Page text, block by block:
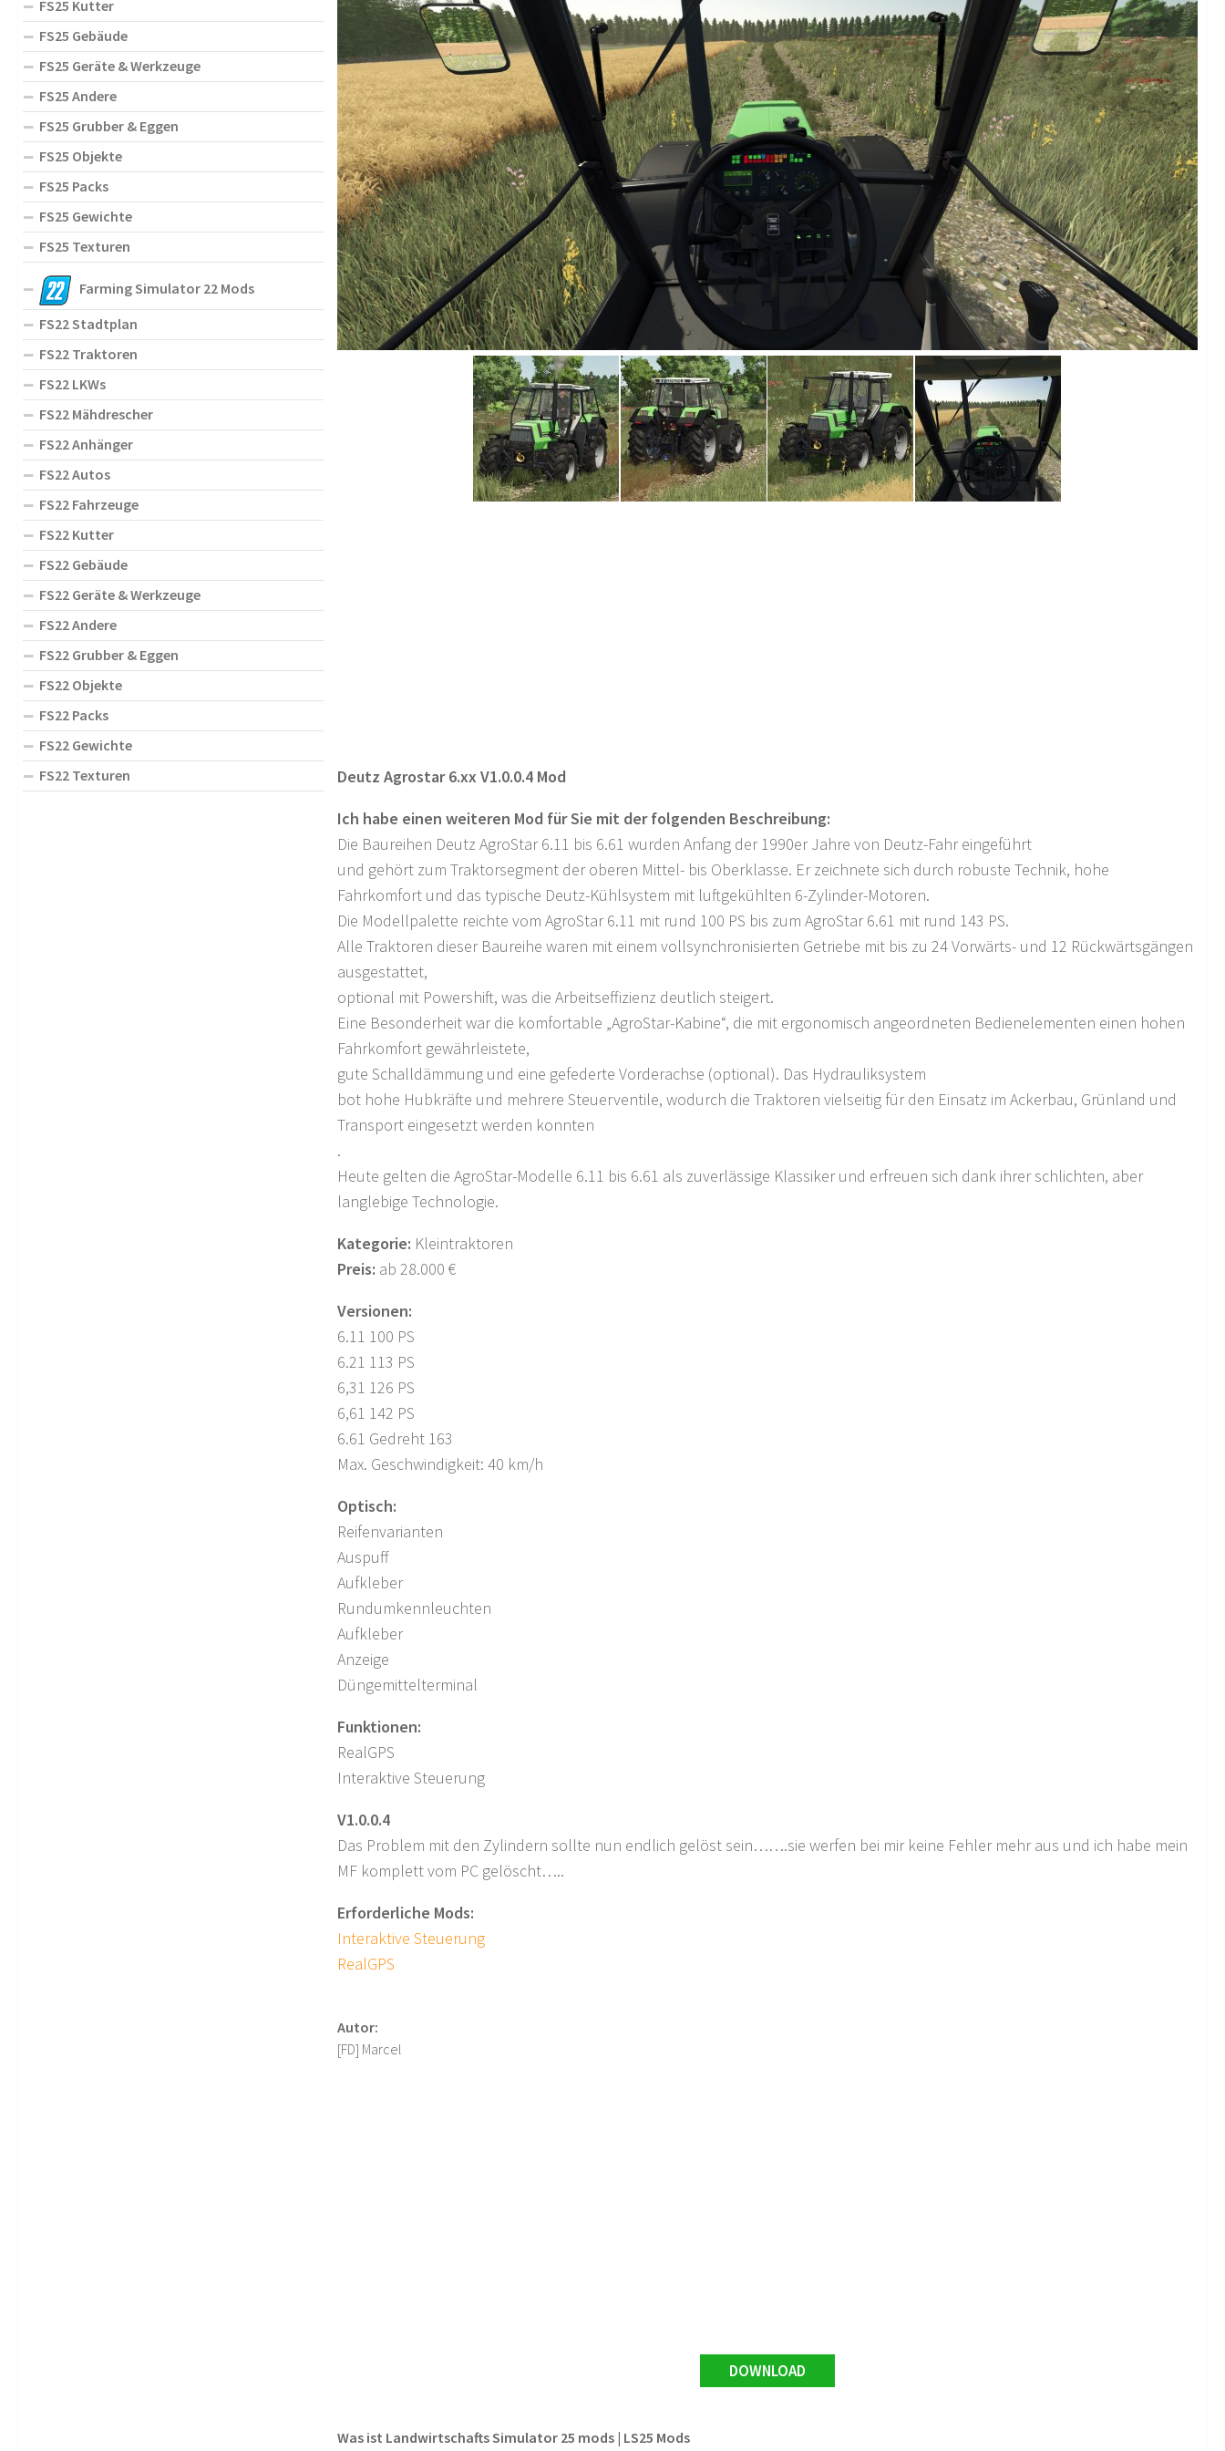
Deutz Agrostar 6.xx V1.0.0.4 Mod
Ich habe einen weiteren Mod für Sie mit der folgenden Beschreibung:
Die Baureihen Deutz AgroStar 6.11 bis 6.61 wurden Anfang der 1990er Jahre von Deutz-Fahr eingeführt
und gehört zum Traktorsegment der oberen Mittel- bis Oberklasse. Er zeichnete sich durch robuste Technik, hohe
Fahrkomfort und das typische Deutz-Kühlsystem mit luftgekühlten 6-Zylinder-Motoren.
Die Modellpalette reichte vom AgroStar 6.11 mit rund 100 PS bis zum AgroStar 6.61 mit rund 143 PS.
Alle Traktoren dieser Baureihe waren mit einem vollsynchronisierten Getriebe mit bis zu 24 Vorwärts- und 12 Rückwärtsgängen
ausgestattet,
optional mit Powershift, was die Arbeitseffizienz deutlich steigert.
Eine Besonderheit war die komfortable „AgroStar-Kabine“, die mit ergonomisch angeordneten Bedienelementen einen hohen
Fahrkomfort gewährleistete,
gute Schalldämmung und eine gefederte Vorderachse (optional). Das Hydrauliksystem
bot hohe Hubkräfte und mehrere Steuerventile, wodurch die Traktoren vielseitig für den Einsatz im Ackerbau, Grünland und
Transport eingesetzt werden konnten
.
Heute gelten die AgroStar-Modelle 6.11 bis 6.61 als zuverlässige Klassiker und erfreuen sich dank ihrer schlichten, aber
langlebige Technologie.
Kategorie: Kleintraktoren
Preis: ab 28.000 €
Versionen:
6.11 100 PS
6.21 113 PS
6,31 126 PS
6,61 142 PS
6.61 Gedreht 163
Max. Geschwindigkeit: 40 km/h
Optisch:
Reifenvarianten
Auspuff
Aufkleber
Rundumkennleuchten
Aufkleber
Anzeige
Düngemittelterminal
Funktionen:
RealGPS
Interaktive Steuerung
V1.0.0.4
Das Problem mit den Zylindern sollte nun endlich gelöst sein…….sie werfen bei mir keine Fehler mehr aus und ich habe mein
MF komplett vom PC gelöscht…..
Erforderliche Mods:
Interaktive Steuerung
RealGPS
Autor:
[FD] Marcel
DOWNLOAD
Was ist Landwirtschafts Simulator 25 mods | LS25 Mods
FS25 Kutter
FS25 Gebäude
FS25 Geräte & Werkzeuge
FS25 Andere
FS25 Grubber & Eggen
FS25 Objekte
FS25 Packs
FS25 Gewichte
FS25 Texturen
Farming Simulator 22 Mods
FS22 Stadtplan
FS22 Traktoren
FS22 LKWs
FS22 Mähdrescher
FS22 Anhänger
FS22 Autos
FS22 Fahrzeuge
FS22 Kutter
FS22 Gebäude
FS22 Geräte & Werkzeuge
FS22 Andere
FS22 Grubber & Eggen
FS22 Objekte
FS22 Packs
FS22 Gewichte
FS22 Texturen